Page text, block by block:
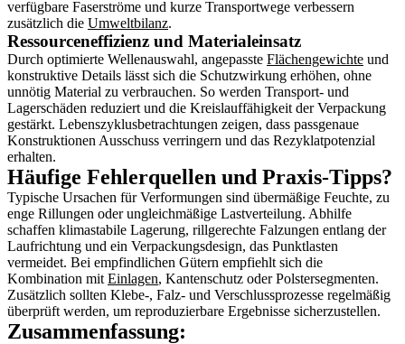
verfügbare Faserströme und kurze Transportwege verbessern
zusätzlich die Umweltbilanz.
Ressourceneffizienz und Materialeinsatz
Durch optimierte Wellenauswahl, angepasste Flächengewichte und
konstruktive Details lässt sich die Schutzwirkung erhöhen, ohne
unnötig Material zu verbrauchen. So werden Transport- und
Lagerschäden reduziert und die Kreislauffähigkeit der Verpackung
gestärkt. Lebenszyklusbetrachtungen zeigen, dass passgenaue
Konstruktionen Ausschuss verringern und das Rezyklatpotenzial
erhalten.
Häufige Fehlerquellen und Praxis-Tipps?
Typische Ursachen für Verformungen sind übermäßige Feuchte, zu
enge Rillungen oder ungleichmäßige Lastverteilung. Abhilfe
schaffen klimastabile Lagerung, rillgerechte Falzungen entlang der
Laufrichtung und ein Verpackungsdesign, das Punktlasten
vermeidet. Bei empfindlichen Gütern empfiehlt sich die
Kombination mit Einlagen, Kantenschutz oder Polstersegmenten.
Zusätzlich sollten Klebe-, Falz- und Verschlussprozesse regelmäßig
überprüft werden, um reproduzierbare Ergebnisse sicherzustellen.
Zusammenfassung: